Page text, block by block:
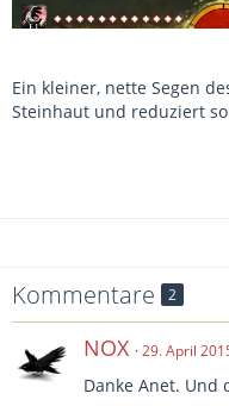
Ein kleiner, nette Segen
Steinhaut und reduziert
Kommentare 2
NOX 29. April
Danke Anet. Und